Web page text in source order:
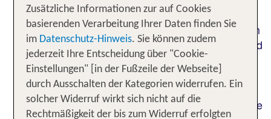
Hotels an der Côte d’Azur greifen das reizvolle
Image der französischen Mittelmeerküste auf. Vom
kleinen Stadthotel bis hin zum Resort im Hinterland
beherbergt die französische Riviera eine Vielzahl
von Unterkünften, damit für jeden Geschmack und
Geldbeutel das passende buchbar ist. Sehnst du
dich nach dem urbanen Leben? Magst du die Ruhe
Zusätzliche Informationen zur auf Cookies
basierenden Verarbeitung Ihrer Daten finden Sie
im Datenschutz-Hinweis. Sie können zudem
jederzeit Ihre Entscheidung über "Cookie-
Einstellungen" [in der Fußzeile der Webseite]
durch Ausschalten der Kategorien widerrufen. Ein
solcher Widerruf wirkt sich nicht auf die
Rechtmäßigkeit der bis zum Widerruf erfolgten